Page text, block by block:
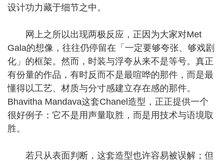
设计功力藏于细节之中。
网上之所以出现两极反应，正因为大家对Met
Gala的想像，往往仍停留在「一定要够夸张、够戏剧
化」的框架。然而，时装与浮夸从来不是等号。真正
有份量的作品，有时反而不是最喧哗的那件，而是最
懂得以工艺、材质与分寸感建立存在感的那件。
Bhavitha Mandava这套Chanel造型，正正提供一个
很好例子：它不是用声量取胜，而是用技术与语境取
胜。
若只从表面判断，这套造型也许容易被误解；但